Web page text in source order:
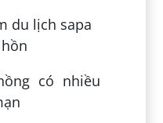
có nhiều